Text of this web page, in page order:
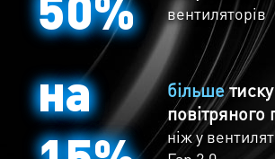
вентиляторів
на
більшетиску
повітряного
ніжу